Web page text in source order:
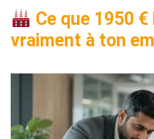
Ce que 1950
vraiment à ton